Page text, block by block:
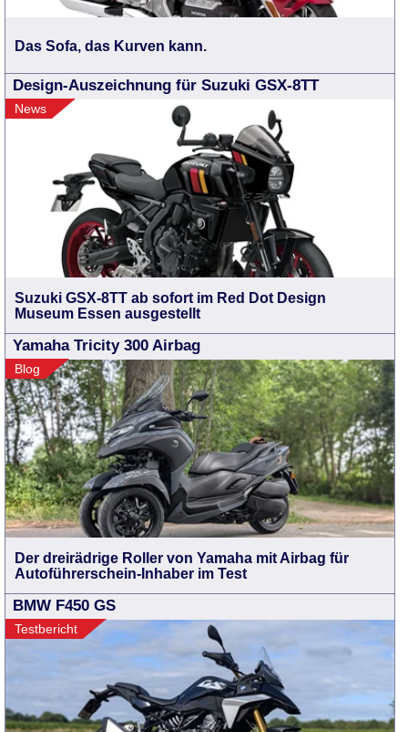
Das Sofa, das Kurven kann.
Design-Auszeichnung für Suzuki GSX-8TT
News
Suzuki GSX-8TT ab sofort im Red Dot Design
Museum Essen ausgestellt
Yamaha Tricity 300 Airbag
Blog
Der dreirädrige Roller von Yamaha mit Airbag für
Autoführerschein-Inhaber im Test
BMW F450 GS
Testbericht